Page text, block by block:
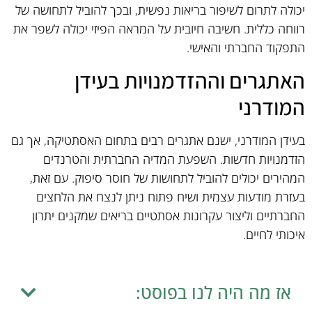
יכולה לתרום לשיפור בריאות נפשית, ובכך להוביל לתחושה של
רווחה כללית. חשיבה חיובית על המראה הפיזי יכולה לשפר את
התפקוד החברתי והאישי.
האתגרים וההזדמנויות בעידן
המודרני
בעידן המודרני, ישנם אתגרים רבים בתחום האסתטיקה, אך גם
הזדמנויות חדשות. השפעת המדיה החברתית והטרנדים
המהירים יכולים להוביל לתחושות של חוסר סיפוק. עם זאת,
בעזרת מודעות עצמית ושיח פתוח ניתן לנצח את הלחצים
החברתיים וליצור עקרונות אסתטיים בריאים שמקנים יתרון
איכותי לחיים.
אז מה היה לנו בפוסט: